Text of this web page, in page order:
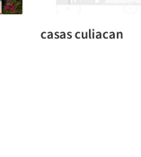
casas culiacan